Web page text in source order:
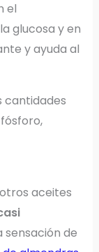
el
glucosa y en
y ayuda al
cantidades
aceites
sensación de